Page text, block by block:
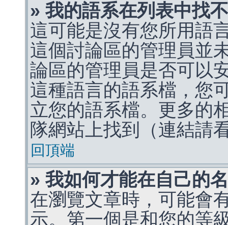
» 我的語系在列表中找
這可能是沒有您所用語
這個討論區的管理員並
論區的管理員是否可以
這種語言的語系檔，您
立您的語系檔。更多的
隊網站上找到（連結請
回頂端
» 我如何才能在自己的
在瀏覽文章時，可能會
示。第一個是和您的等